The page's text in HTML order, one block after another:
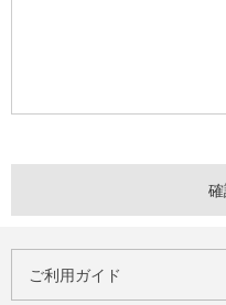
ご利用ガイド